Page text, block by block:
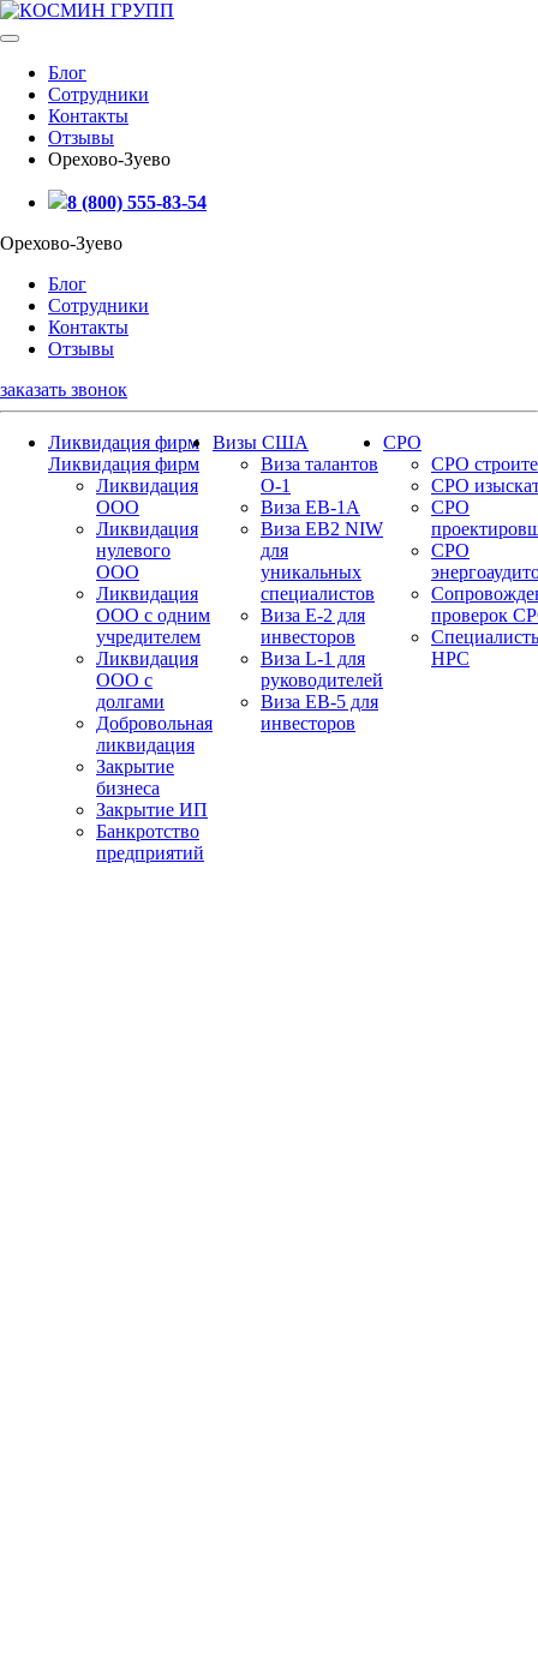
Блог
Сотрудники
Контакты
Отзывы
Орехово-Зуево
8 (800) 555-83-54
Орехово-Зуево
Блог
Сотрудники
Контакты
Отзывы
заказать звонок
Ликвидация фирм
Ликвидация фирм
Ликвидация
ООО
Ликвидация
нулевого
ООО
Ликвидация
ООО с одним
учредителем
Ликвидация
ООО с
долгами
Добровольная
ликвидация
Закрытие
бизнеса
Закрытие ИП
Банкротство
предприятий
Визы США
Виза талантов
О-1
Виза EB-1A
Виза EB2 NIW
для
уникальных
специалистов
Виза E-2 для
инвесторов
Виза L-1 для
руководителей
Виза EB-5 для
инвесторов
СРО
СРО
СРО
СРО
СРО
проверок
НРС